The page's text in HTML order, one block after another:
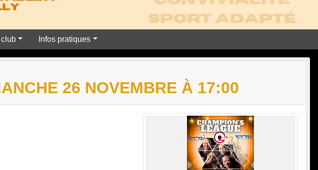
club Infos pratiques
26 NOVEMBRE À 17:00